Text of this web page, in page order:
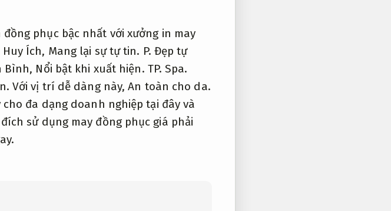
phục bậc nhất với xưởng in may
Ích, Mang lại sự tự tin. P. Đẹp tự
Bình, Nổi bật khi xuất hiện. TP.Spa.
Với vị trí dễ dàng này,An toàn cho da.
đa dạng doanh nghiệp tại đây và
sử dụng may đồng phục giá phải